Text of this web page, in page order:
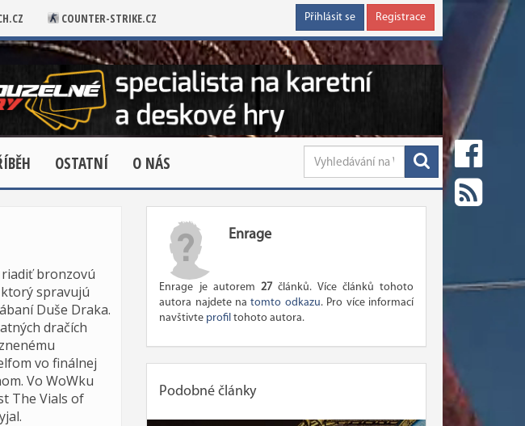
COUNTER-STRIKE.CZ Přihlásit se Registrace
OSTATNÍ O NÁS
bronzovú
spravujú
Duše Draka.
dračích
vo finálnej
Vo WoWku
The Vials of
Enrage
Enrage je autorem27 článků. Více článků tohoto
autora najdete natomto odkazu. Pro více informací
navštivte profil tohoto autora.
Podobné články